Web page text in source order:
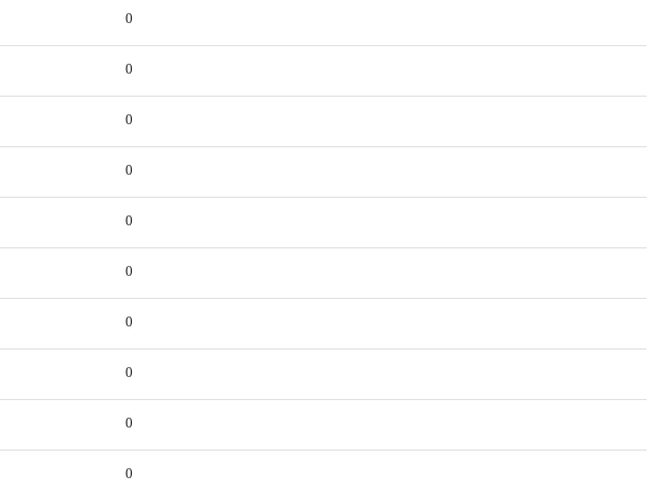
0
0
0
0
0
0
0
0
0
0